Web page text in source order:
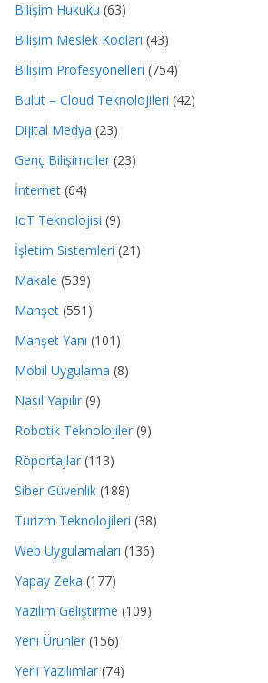
Bilişim Hukuku (63)
Bilişim Meslek Kodları (43)
Bilişim Profesyonelleri (754)
Bulut – Cloud Teknolojileri (42)
Dijital Medya (23)
Genç Bilişimciler (23)
İnternet (64)
IoT Teknolojisi (9)
İşletim Sistemleri (21)
Makale (539)
Manşet (551)
Manşet Yanı (101)
Mobil Uygulama (8)
Nasıl Yapılır (9)
Robotik Teknolojiler (9)
Röportajlar (113)
Siber Güvenlik (188)
Turizm Teknolojileri (38)
Web Uygulamaları (136)
Yapay Zeka (177)
Yazılım Geliştirme (109)
Yeni Ürünler (156)
Yerli Yazılımlar (74)